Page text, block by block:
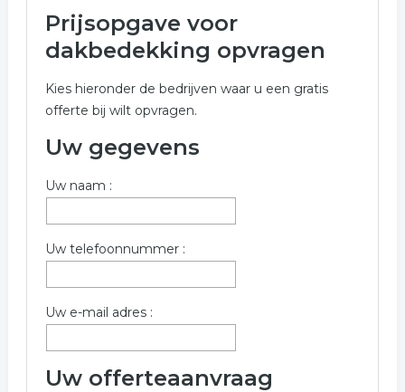
Venlo
dakbedekking gerelateerde bedrijven in de omgeving
van Venlo voor een vrijblijvende aanvraag.
Meer informatie over dakbedekking uit Venlo? Gebruik
dakbedekking in Venlo.
Trefwoorden:
dakdekker dakbedekkingen
dakwerken rieten dak
Prijsopgave voor
dakbedekking opvragen
Kies hieronder de bedrijven waar u een gratis
offerte bij wilt opvragen.
Uw gegevens
Uw naam :
Uw telefoonnummer :
Uw e-mail adres :
Uw offerteaanvraag